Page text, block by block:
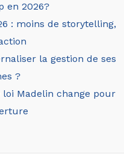
en 2026?
: moins de storytelling,
la gestion de ses
?
Madelin change pour